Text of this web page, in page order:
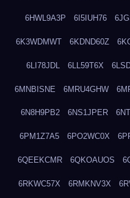
6HWL9A3P 6I5IUH76
6K3WDMWT 6KDND60Z
6LI78JDL 6LL59T6X
6MNBISNE 6MRU4GHW
6N8H9PB2 6NS1JPER
6PM1Z7A5 6PO2WC0X
6QEEKCMR 6QKOAUOS
6RKWC57X 6RMKNV3X